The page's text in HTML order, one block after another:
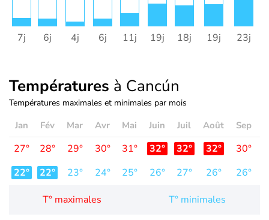
7j 6j 4j 6j 11j 19j 18j 19j 23j
Températures à Cancún
Températures maximales et minimales par mois
Jan Fév Mar Avr Mai Juin Juil Août Sep
27° 28° 29° 30° 31° 32° 32° 32° 30°
22°
22° 23° 24° 25° 26° 27° 26° 26°
T° maximales T° minimales